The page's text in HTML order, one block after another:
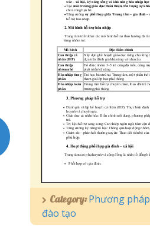
Category:Phương pháp
đào tạo